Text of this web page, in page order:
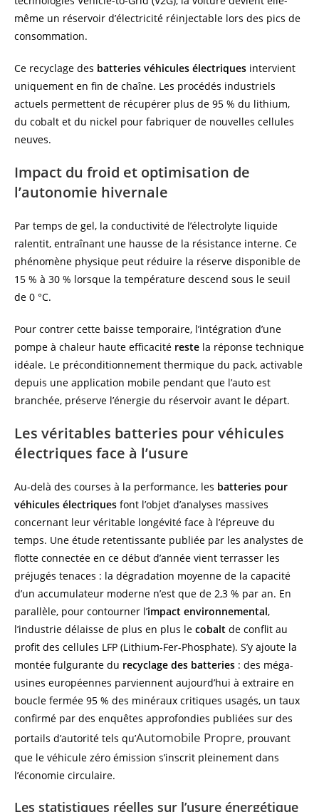
même un réservoir d’électricité réinjectable lors des pics de
consommation.
Ce recyclage des batteries véhicules électriques intervient
uniquement en fin de chaîne. Les procédés industriels
actuels permettent de récupérer plus de 95 % du lithium,
du cobalt et du nickel pour fabriquer de nouvelles cellules
neuves.
Impact du froid et optimisation de
l’autonomie hivernale
Par temps de gel, la conductivité de l’électrolyte liquide
ralentit, entraînant une hausse de la résistance interne. Ce
phénomène physique peut réduire la réserve disponible de
15 % à 30 % lorsque la température descend sous le seuil
de 0 °C.
Pour contrer cette baisse temporaire, l’intégration d’une
pompe à chaleur haute efficacité reste la réponse technique
idéale. Le préconditionnement thermique du pack, activable
depuis une application mobile pendant que l’auto est
branchée, préserve l’énergie du réservoir avant le départ.
Les véritables batteries pour véhicules
électriques face à l’usure
Au-delà des courses à la performance, les batteries pour
véhicules électriques font l’objet d’analyses massives
concernant leur véritable longévité face à l’épreuve du
temps. Une étude retentissante publiée par les analystes de
flotte connectée en ce début d’année vient terrasser les
préjugés tenaces : la dégradation moyenne de la capacité
d’un accumulateur moderne n’est que de 2,3 % par an. En
parallèle, pour contourner l’impact environnemental,
l’industrie délaisse de plus en plus le cobalt de conflit au
profit des cellules LFP (Lithium-Fer-Phosphate). S’y ajoute la
montée fulgurante du recyclage des batteries : des méga-
usines européennes parviennent aujourd’hui à extraire en
boucle fermée 95 % des minéraux critiques usagés, un taux
confirmé par des enquêtes approfondies publiées sur des
portails d’autorité tels qu’Automobile Propre, prouvant
que le véhicule zéro émission s’inscrit pleinement dans
l’économie circulaire.
Les statistiques réelles sur l’usure énergétique